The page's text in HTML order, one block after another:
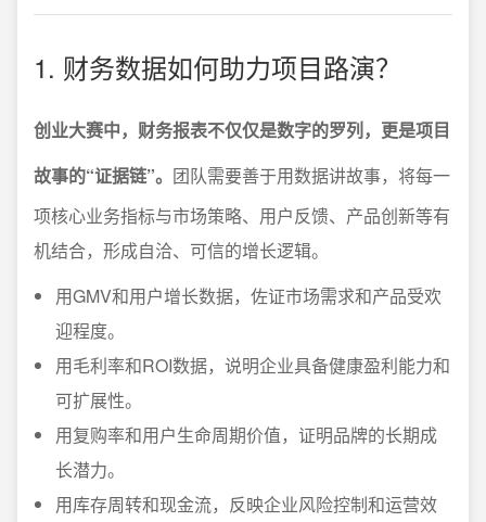
1. 财务数据如何助力项目路演？
创业大赛中，财务报表不仅仅是数字的罗列，更是项目
故事的“证据链”。 团队需要善于用数据讲故事，将每一
项核心业务指标与市场策略、用户反馈、产品创新等有
机结合，形成自洽、可信的增长逻辑。
用GMV和用户增长数据，佐证市场需求和产品受欢
迎程度。
用毛利率和ROI数据，说明企业具备健康盈利能力和
可扩展性。
用复购率和用户生命周期价值，证明品牌的长期成
长潜力。
用库存周转和现金流，反映企业风险控制和运营效